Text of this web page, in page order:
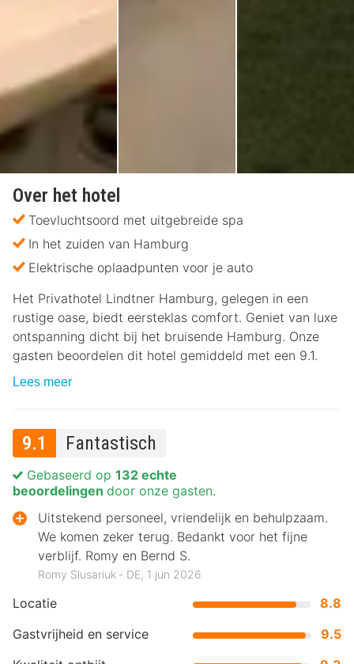
Over het hotel
Toevluchtsoord met uitgebreide spa
In het zuiden van Hamburg
Elektrische oplaadpunten voor je auto
Het Privathotel Lindtner Hamburg, gelegen in een
rustige oase, biedt eersteklas comfort. Geniet van luxe
ontspanning dicht bij het bruisende Hamburg. Onze
gasten beoordelen dit hotel gemiddeld met een 9.1.
Lees meer
9.1 Fantastisch
Locatie
8.8
Gastvrijheid en service
9.5
Gebaseerd op 132 echte
beoordelingen door onze gasten.
Uitstekend personeel, vriendelijk en behulpzaam.
We komen zeker terug. Bedankt voor het fijne
verblijf. Romy en Bernd S.
Romy Slusariuk ‐ DE, 1 jun 2026